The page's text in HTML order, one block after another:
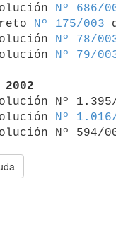
Nº 686/
Nº 175/003
Nº 78/
Nº 79/
2002
Nº
Nº
Nº 594/